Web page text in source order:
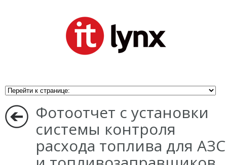
Фотоотчет с установки
системы контроля
расхода топлива для АЗС